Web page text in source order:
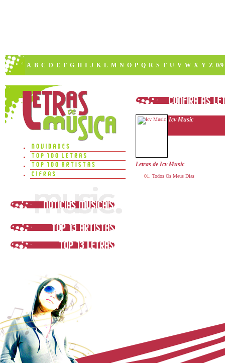
A B C D E F G H I J K L M N O P Q R S T U V W X Y Z 0/9
Icv Music
Letras de Icv Music
Todos Os Meus Dias